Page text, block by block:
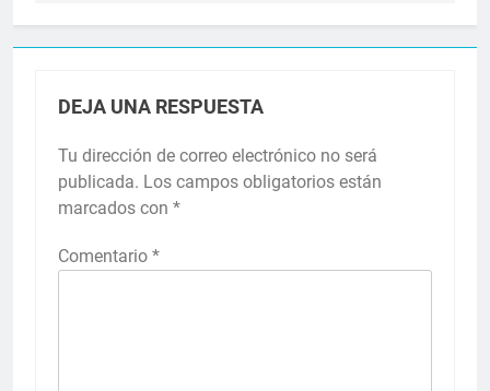
DEJA UNA RESPUESTA
Tu dirección de correo electrónico no será
publicada. Los campos obligatorios están
marcados con *
Comentario *